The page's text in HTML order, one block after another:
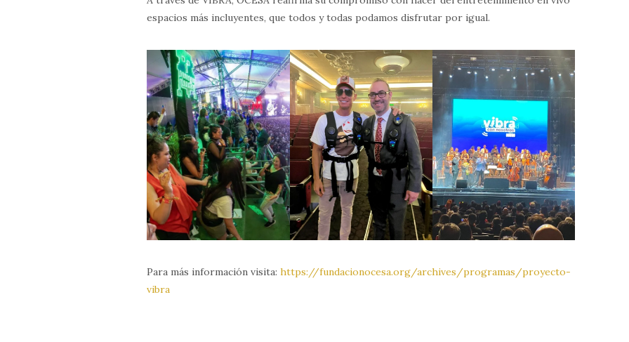
espacios más incluyentes, que todos y todas podamos disfrutar por igual.
Para más información visita:https://fundacionocesa.org/archives/programas/proyecto-
vibra